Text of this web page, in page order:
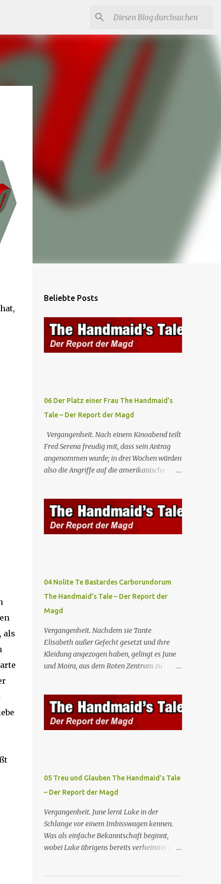
als
Beliebte Posts
06 Der Platz einer Frau The Handmaid’s
Tale – Der Report der Magd
Vergangenheit. Nach einem Kinoabend teilt
Fred Serena freudig mit, dass sein Antrag
angenommen wurde; in drei Wochen würden
also die Angriffe auf die amerikanische
konservative Intellektuelle, an den
Sitzungen des Rates teilnehmen kann, aber
die anderen zukünftigen Kommandanten
um ein für Gilead lebenswichtiges
Botschafterin Castillo konfrontiert Serena
mit ihrem Buch „Der Platz einer Frau”, das
„häuslichen Feminismus” für eine
Gesellschaft postuliert, deren oberstes Gut
die Fortpflanzung ist. June und andere
Mägde werden zum Staatsbankett mit der
Serena stolz die „Kinder von Gilead”
vorstellt. June nutzt die Gelegenheit, mit
Castillo unter vier Augen zu sprechen, ...
04 Nolite Te Bastardes Carborundorum
The Handmaid’s Tale – Der Report der
Magd
Vergangenheit. Nachdem sie Tante
Elisabeth außer Gefecht gesetzt und ihre
Kleidung angezogen haben, gelingt es June
und Moira, aus dem Roten Zentrum zu
bringen wird, kann jedoch June nicht retten,
die von den Wachen gefangen genommen
und zurück ins Rote Zentrum gebracht wird,
entdeckt im Kleiderschrank die Inschrift
wahrscheinlich von der Magd Difred
hinterlassen wurde, die vor ihr dort war. In
Erwartung der Zeremonie bringt Serena
June zum Gynäkologen, der sich bereit
erklärt, sie zu schwängern, da Fred
verantwortlich gemacht würde. June lehnt
05 Treu und Glauben The Handmaid’s Tale
– Der Report der Magd
Vergangenheit. June lernt Luke in der
Schlange vor einem Imbisswagen kennen.
Was als einfache Bekanntschaft beginnt,
wobei Luke übrigens bereits verheiratet ist,